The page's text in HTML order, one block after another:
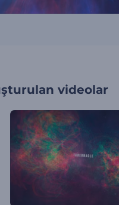
videolar